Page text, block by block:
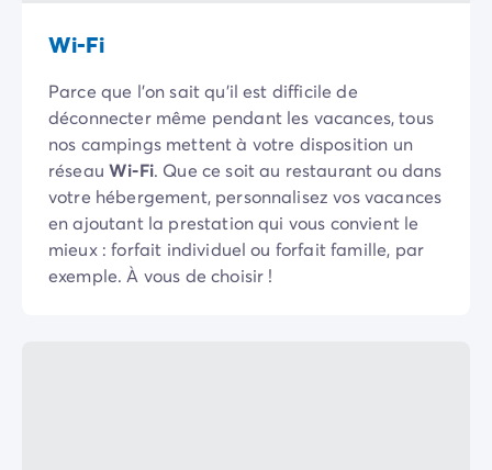
Camping Vias-Plage
Camping Argelès-sur-Mer
Camping Canet-en-Roussillon
Camping Collioure
Camping Le Barcarès
Camping Limousin
Camping Corrèze
Camping Midi-Pyrénées
Camping Aveyron
Wi-Fi
Parce que l’on sait qu’il est difficile de
déconnecter même pendant les vacances, tous
nos campings mettent à votre disposition un
réseauWi-Fi. Que ce soit au restaurant ou dans
votre hébergement, personnalisez vos vacances
en ajoutant la prestation qui vous convient le
mieux : forfait individuel ou forfait famille, par
exemple. À vous de choisir !